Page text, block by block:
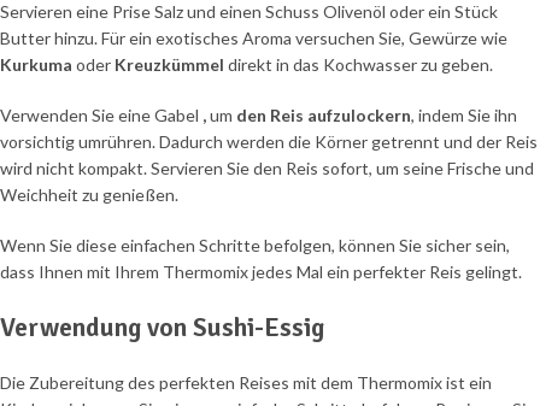
Servieren eine Prise Salz und einen Schuss Olivenöl oder ein Stück
Butter hinzu. Für ein exotisches Aroma versuchen Sie, Gewürze wie
Kurkuma oder Kreuzkümmel direkt in das Kochwasser zu geben.
Verwenden Sie eine Gabel ,um den Reis aufzulockern, indem Sie ihn
vorsichtig umrühren. Dadurch werden die Körner getrennt und der Reis
wird nicht kompakt. Servieren Sie den Reis sofort, um seine Frische und
Weichheit zu genießen.
Wenn Sie diese einfachen Schritte befolgen, können Sie sicher sein,
dass Ihnen mit Ihrem Thermomix jedes Mal ein perfekter Reis gelingt.
Verwendung von Sushi-Essig
Die Zubereitung des perfekten Reises mit dem Thermomix ist ein